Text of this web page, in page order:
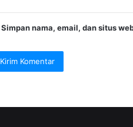
Simpan nama, email, dan situs